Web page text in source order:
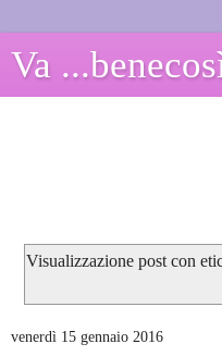
Va
Visualizzazione post con
venerdì 15 gennaio 2016